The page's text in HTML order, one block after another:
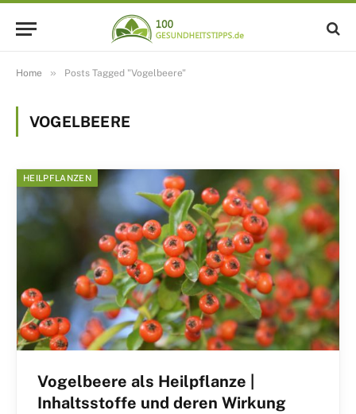
Home » Posts Tagged "Vogelbeere"
VOGELBEERE
HEILPFLANZEN
Vogelbeere als Heilpflanze |
Inhaltsstoffe und deren Wirkung